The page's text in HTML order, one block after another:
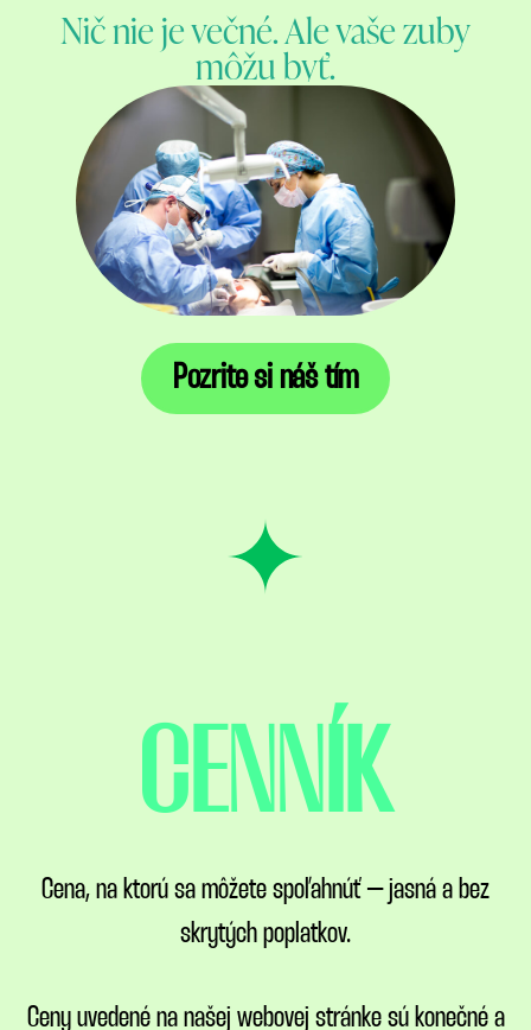
Nič nie je večné. Ale vaše zuby
môžu byť.
Pozrite si náš tím
CENNÍK
Cena, na ktorú sa môžete spoľahnúť – jasná a bez
skrytých poplatkov.
Ceny uvedené na našej webovej stránke sú konečné a